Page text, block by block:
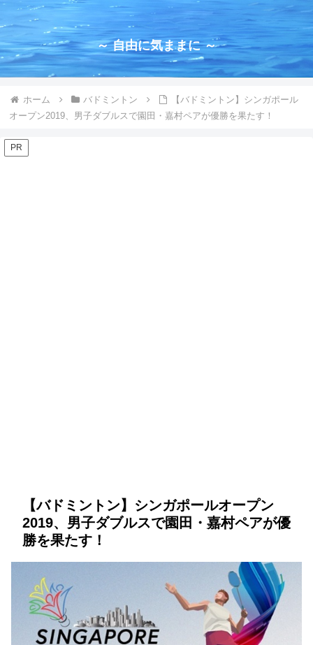
～ 自由に気ままに ～
ホーム バドミントン
【バドミントン】シンガポール
オープン2019、男子ダブルスで園田・嘉村ペアが優勝を果たす！
PR
【バドミントン】シンガポールオープン
2019、男子ダブルスで園田・嘉村ペアが優
勝を果たす！